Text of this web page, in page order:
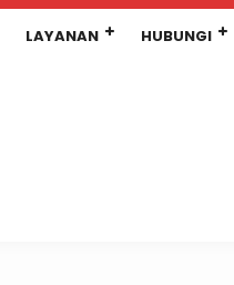
LAYANAN HUBUNGI